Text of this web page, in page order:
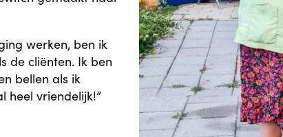
werken, ben ik
de cliënten. Ik ben
bellen als ik
heel vriendelijk!”